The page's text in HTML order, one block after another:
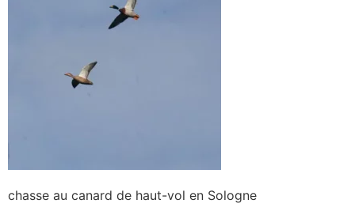
chasse au canard de haut-vol en Sologne